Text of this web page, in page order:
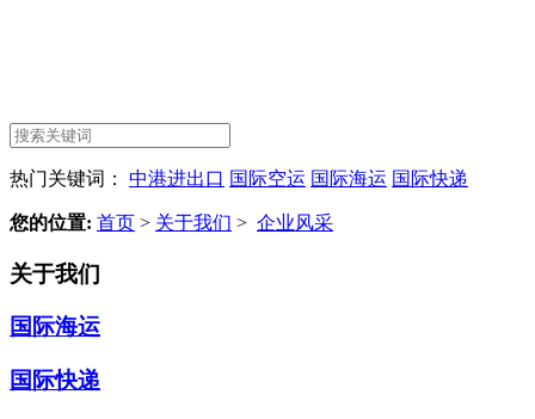
热门关键词： 中港进出口 国际空运 国际海运 国际快递
您的位置: 首页 > 关于我们 > 企业风采
关于我们
国际海运
国际快递